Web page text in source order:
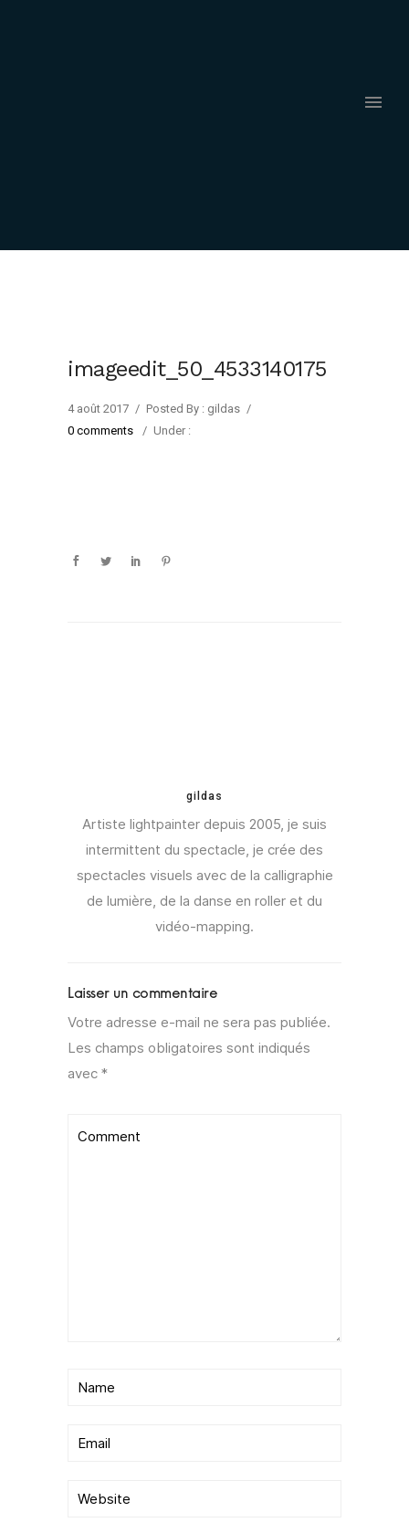
imageedit_50_4533140175
4 août 2017 / Posted By : gildas /
0 comments
/ Under :
gildas
Artiste lightpainter depuis 2005, je suis
intermittent du spectacle, je crée des
spectacles visuels avec de la calligraphie
de lumière, de la danse en roller et du
vidéo-mapping.
Votre adresse e-mail ne sera pas publiée.
Les champs obligatoires sont indiqués
avec *